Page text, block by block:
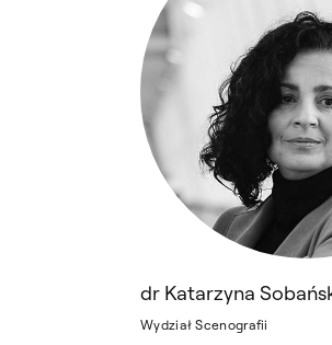
dr Katarzyna
Wydział Scenografii